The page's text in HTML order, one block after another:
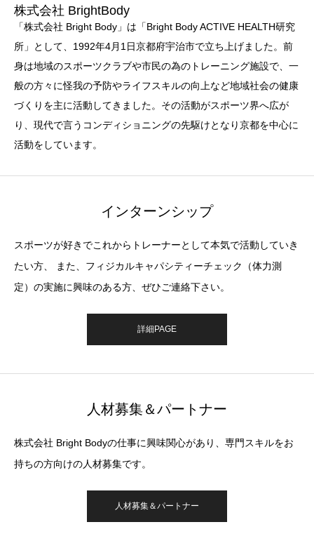
株式会社 BrightBody
「株式会社 Bright Body」は「Bright Body ACTIVE HEALTH研究
所」として、1992年4月1日京都府宇治市で立ち上げました。前
身は地域のスポーツクラブや市民の為のトレーニング施設で、一
般の方々に怪我の予防やライフスキルの向上など地域社会の健康
づくりを主に活動してきました。その活動がスポーツ界へ広が
り、現代で言うコンディショニングの先駆けとなり京都を中心に
活動をしています。
インターンシップ
スポーツが好きでこれからトレーナーとして本気で活動していき
たい方、 また、フィジカルキャパシティーチェック（体力測
定）の実施に興味のある方、ぜひご連絡下さい。
詳細PAGE
人材募集＆パートナー
株式会社 Bright Bodyの仕事に興味関心があり、専門スキルをお
持ちの方向けの人材募集です。
人材募集＆パートナー